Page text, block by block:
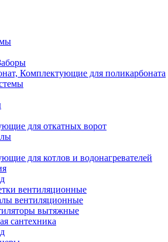
Комплектующие для поликарбоната
для откатных ворот
для котлов и водонагревателей
вентиляционные
вентиляционные
вытяжные
сантехника